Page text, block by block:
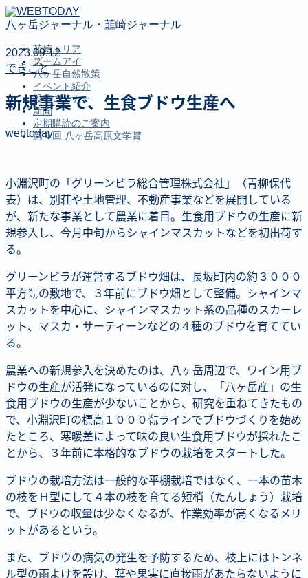
八ヶ岳ジャーナル・韮崎ジャーナル
韮崎エリア
ズームアイ
八ヶ岳自然散策
イベント紹介
投稿コーナー
新聞
定期購読のご案内
第４回 八ヶ岳高原文学賞
MENU
韮崎エリア
ズームアイ
八ヶ岳自然散策
イベント紹介
新聞
定期購読のご案内
第４回 八ヶ岳高原文学賞
2023.09.12
できごと
新規事業で、生食ブドウ生産へ
webtoday
小淵沢町の「グリーンビラ総合管理株式会社」（青柳保代
表）は、別荘や土地管理、不動産事業などを展開している
が、新たな事業として農業に着目。生食用ブドウの生産に新
規参入し、今月中旬からシャインマスカットなどを初出荷す
る。
グリーンビラが運営するブドウ畑は、長坂町内の約３０００
平方㍍の敷地で、３年前にブドウ畑として整備。シャインマ
スカットを中心に、シャインマスカット系の品種のスカーレ
ット、マスカ・サーティーンなどの４種のブドウを育ててい
る。
農業への新規参入を決めたのは、八ヶ岳周辺で、ワイン用ブ
ドウの生産が活発になっているのに対し、「八ヶ岳産」の生
食用ブドウの生産が少ないことから、研究を重ねてきたもの
で、小淵沢町の標高１０００㍍ラインでブドウづくりを始め
たところ、寒暖差によって味の良い生食用ブドウが採れたこ
とから、３年前に本格的なブドウの栽培をスタートした。
ブドウの栽培方法は一般的な平棚栽培ではなく、一本の苗木
の枝をＨ型にして４本の枝を育てる短梢（たんしょう）栽培
で、ブドウの収量は少なくなるが、作業効率が高くなるメリ
ットがあるという。
また、ブドウの病気の発生を予防するため、枝上にはトンネ
ル型の雨よけを設け、葉や果実に直接雨があたらないように